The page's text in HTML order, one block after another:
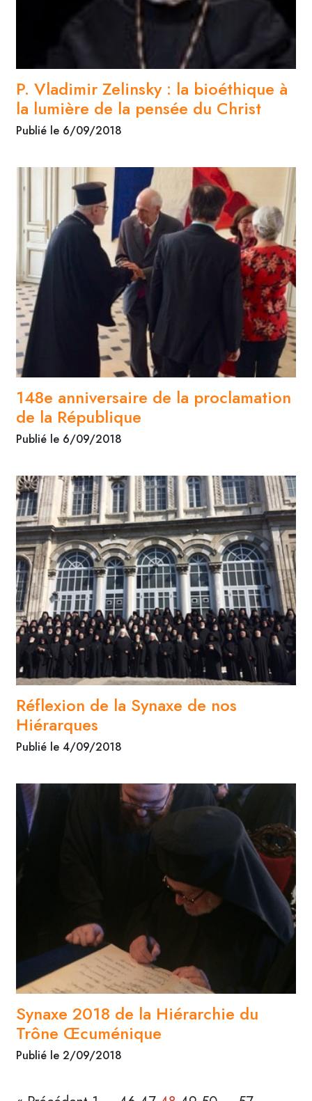
P. Vladimir Zelinsky : la bioéthique à
la lumière de la pensée du Christ
Publié le 6/09/2018
148e anniversaire de la proclamation
de la République
Publié le 6/09/2018
Réflexion de la Synaxe de nos
Hiérarques
Publié le 4/09/2018
Synaxe 2018 de la Hiérarchie du
Trône Œcuménique
Publié le 2/09/2018